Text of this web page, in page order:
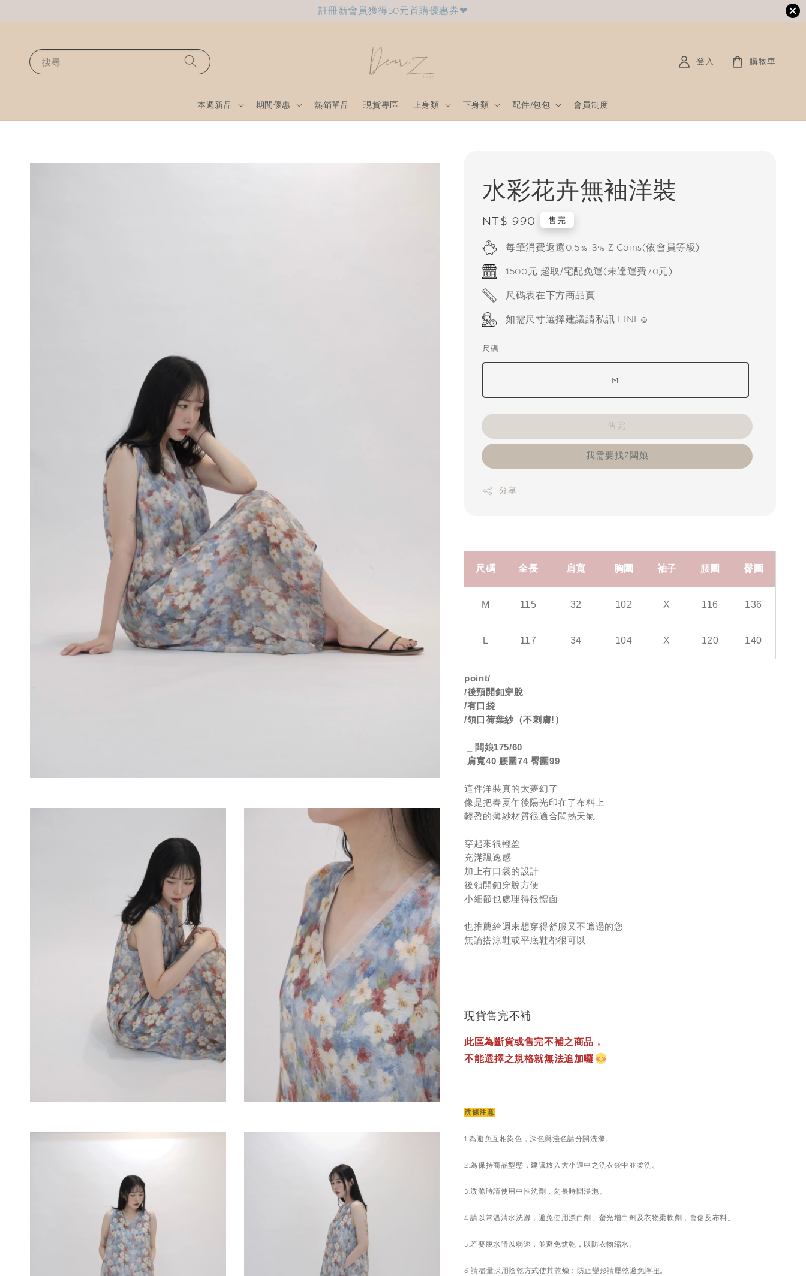
註冊新會員獲得50元首購優惠券❤
搜尋
本週新品 期間優惠 熱銷單品 現貨專區 上身類 下身類 配件/包包 會員制度
登入 購物車
水彩花卉無袖洋裝
Regular
price
NT$ 990 售完
每筆消費返還0.5%-3% Z Coins(依會員等級)
1500元 超取/宅配免運(未達運費70元)
尺碼表在下方商品頁
如需尺寸選擇建議請私訊 LINE@
尺碼
M
售完
我需要找Z闆娘
分享
尺碼 全長 肩寬 胸圍 袖子 腰圍 臀圍
M 115 32 102 X 116 136
L 117 34 104 X 120 140
point/
/後頸開釦穿脫
/有口袋
/領口荷葉紗（不刺膚! ）
闆娘175/60
肩寬40 腰圍74 臀圍99
這件洋裝真的太夢幻了
像是把春夏午後陽光印在了布料上
輕盈的薄紗材質很適合悶熱天氣
穿起來很輕盈
充滿飄逸感
加上有口袋的設計
後領開釦穿脫方便
小細節也處理得很體面
也推薦給週末想穿得舒服又不邋遢的您
無論搭涼鞋或平底鞋都很可以
現貨售完不補
此區為斷貨或售完不補之商品，
不能選擇之規格就無法追加囉
洗條注意
1.為避免互相染色，深色與淺色請分開洗滌。
2.為保持商品型態，建議放入大小適中之洗衣袋中並柔洗。
3.洗滌時請使用中性洗劑，勿長時間浸泡。
4.請以常溫清水洗滌，避免使用漂白劑、螢光增白劑及衣物柔軟劑，會傷及布料。
5.若要脫水請以弱速，並避免烘乾，以防衣物縮水。
6.請盡量採用陰乾方式使其乾燥；防止變形請壓乾避免擰扭。